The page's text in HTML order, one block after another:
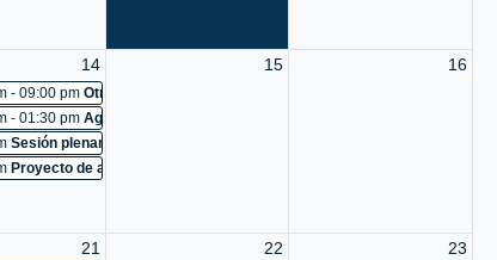
dar seguimiento y solución a los problemas derivados del
de químicos industriales s.a
primavera del barrio bombona 2, comuna 9, cuente con
participación ciudadana
fortalecimiento y gestión de la red pública de salud de medellín
de caninos y felinos
pot
Cancelada
reconocimiento a manuela echeverri
accidental para la atención integral de la problemática de
reconocimiento a mercados mua
14
- 09:00 pm Otras reuniones: pot
- 01:30 pm Agendamiento Estudiantes: visita guiada a estudiantes de
Sesión plenaria No. 494
Proyecto de acuerdo 89-2026: estudio
15 16
21 22 23